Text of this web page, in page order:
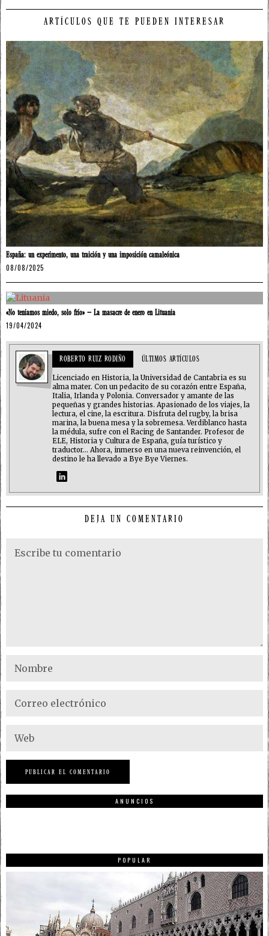
ARTÍCULOS QUE TE PUEDEN INTERESAR
España: un experimento, una traición y una imposición camaleónica
08/08/2025
«No teníamos miedo, solo frío» – La masacre de enero en Lituania
19/04/2024
ROBERTO RUIZ RODIÑO ÚLTIMOS ARTÍCULOS
Licenciado en Historia, la Universidad de Cantabria es su
alma mater. Con un pedacito de su corazón entre España,
Italia, Irlanda y Polonia. Conversador y amante de las
pequeñas y grandes historias. Apasionado de los viajes, la
lectura, el cine, la escritura. Disfruta del rugby, la brisa
marina, la buena mesa y la sobremesa. Verdiblanco hasta
la médula, sufre con el Racing de Santander. Profesor de
ELE, Historia y Cultura de España, guía turístico y
traductor... Ahora, inmerso en una nueva reinvención, el
destino le ha llevado a Bye Bye Viernes.
DEJA UN COMENTARIO
ANUNCIOS
POPULAR